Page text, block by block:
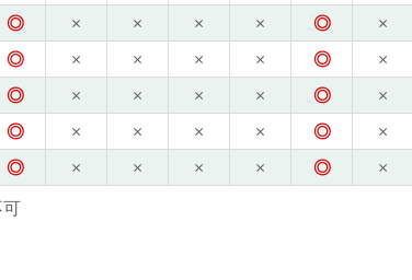
◎ × × × × ◎ ×
◎ × × × × ◎ ×
◎ × × × × ◎ ×
◎ × × × × ◎ ×
◎ × × × × ◎ ×